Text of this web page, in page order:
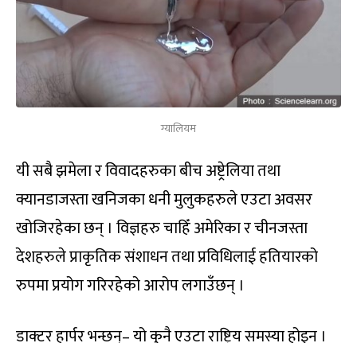
ग्यालियम
यी सबै झमेला र विवादहरुका बीच अष्ट्रेलिया तथा
क्यानडाजस्ता खनिजका धनी मुलुकहरुले एउटा अवसर
खोजिरहेका छन् । विज्ञहरु चाहिँ अमेरिका र चीनजस्ता
देशहरुले प्राकृतिक संशाधन तथा प्रविधिलाई हतियारको
रुपमा प्रयोग गरिरहेको आरोप लगाउँछन् ।
डाक्टर हार्पर भन्छन्– यो कुनै एउटा राष्ट्रिय समस्या होइन ।